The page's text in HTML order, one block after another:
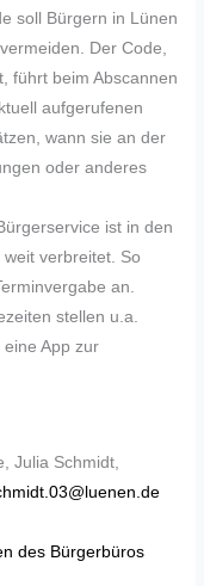
soll Bürgern in Lünen
Der Code,
führt beim Abscannen
aufgerufenen
wann sie an der
oder anderes
ist in den
verbreitet. So
an.
stellen u.a.
App zur
Julia Schmidt,
des Bürgerbüros